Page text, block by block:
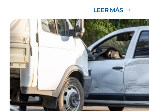
LEER MÁS